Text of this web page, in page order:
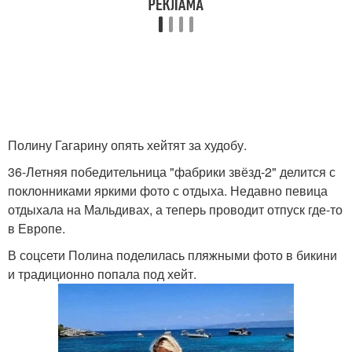
Полину Гагарину опять хейтят за худобу.
36-Летняя победительница "фабрики звёзд-2" делится с
поклонниками яркими фото с отдыха. Недавно певица
отдыхала на Мальдивах, а теперь проводит отпуск где-то
в Европе.
В соцсети Полина поделилась пляжными фото в бикини
и традиционно попала под хейт.